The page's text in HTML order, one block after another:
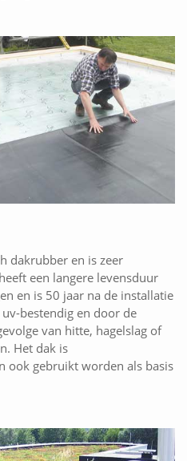
dakrubber en is zeer
een langere levensduur
en is 50 jaar na de installatie
bestendig en door de
van hitte, hagelslag of
Het dak is
ook gebruikt worden als basis